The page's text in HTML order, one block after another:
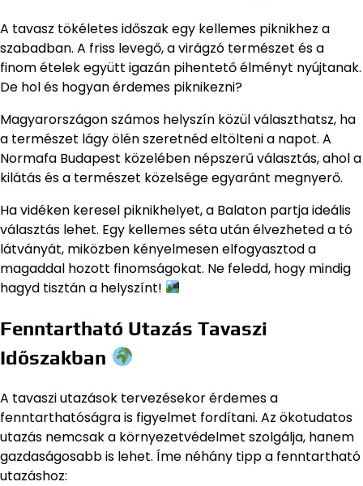
A tavasz tökéletes időszak egy kellemes piknikhez a
szabadban. A friss levegő, a virágzó természet és a
finom ételek együtt igazán pihentető élményt nyújtanak.
De hol és hogyan érdemes piknikezni?
Magyarországon számos helyszín közül választhatsz, ha
a természet lágy ölén szeretnéd eltölteni a napot. A
Normafa Budapest közelében népszerű választás, ahol a
kilátás és a természet közelsége egyaránt megnyerő.
Ha vidéken keresel piknikhelyet, a Balaton partja ideális
választás lehet. Egy kellemes séta után élvezheted a tó
látványát, miközben kényelmesen elfogyasztod a
magaddal hozott finomságokat. Ne feledd, hogy mindig
hagyd tisztán a helyszínt!
Fenntartható Utazás Tavaszi
Időszakban
A tavaszi utazások tervezésekor érdemes a
fenntarthatóságra is figyelmet fordítani. Az ökotudatos
utazás nemcsak a környezetvédelmet szolgálja, hanem
gazdaságosabb is lehet. Íme néhány tipp a fenntartható
utazáshoz: